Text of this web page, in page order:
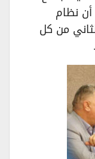
نظام
من كل